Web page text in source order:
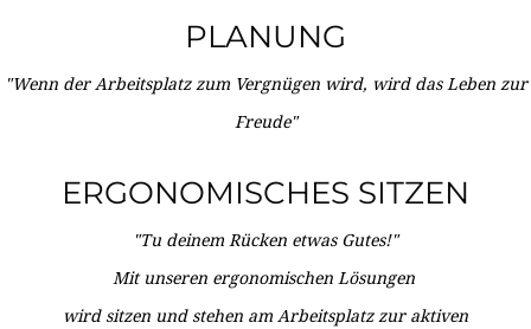
PLANUNG
"Wenn der Arbeitsplatz zum Vergnügen wird, wird das Leben zur
Freude"
ERGONOMISCHES SITZEN
"Tu deinem Rücken etwas Gutes!"
Mit unseren ergonomischen Lösungen
wird sitzen und stehen am Arbeitsplatz zur aktiven